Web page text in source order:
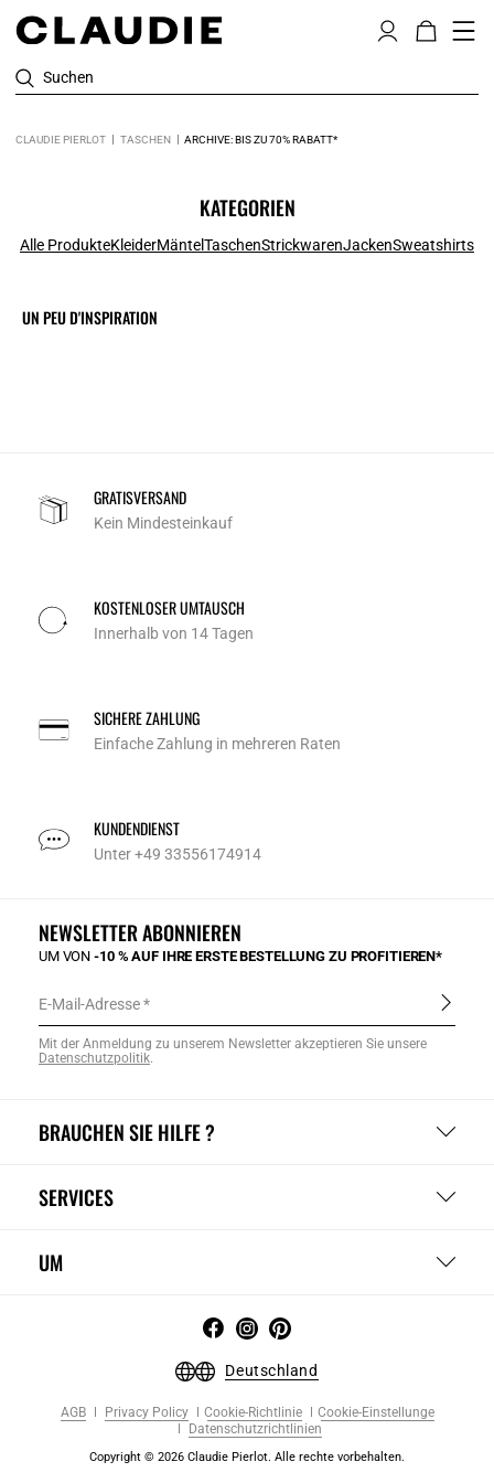
Suchen
CLAUDIE PIERLOT TASCHEN ARCHIVE: BIS ZU 70% RABATT*
KATEGORIEN
Alle ProdukteKleiderMäntelTaschenStrickwarenJackenSweatshirts
UN PEU D'INSPIRATION
GRATISVERSAND
Kein Mindesteinkauf
KOSTENLOSER UMTAUSCH
Innerhalb von 14 Tagen
SICHERE ZAHLUNG
Einfache Zahlung in mehreren Raten
KUNDENDIENST
Unter +49 33556174914
BRAUCHEN SIE HILFE ?
SERVICES
UM
NEWSLETTER ABONNIEREN
UM VON-10 % AUF IHRE ERSTE BESTELLUNG ZU PROFITIEREN*
E-Mail-Adresse
Mit der Anmeldung zu unserem Newsletter akzeptieren Sie unsere
Datenschutzpolitik.
Deutschland
AGB Privacy Policy Cookie-Richtlinie
Cookie-Einstellunge
Datenschutzrichtlinien
Copyright © 2026 Claudie Pierlot. Alle rechte vorbehalten.